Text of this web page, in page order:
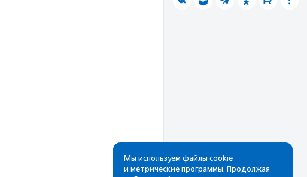
Мы используем файлы cookie
и метрические программы. Продолжая